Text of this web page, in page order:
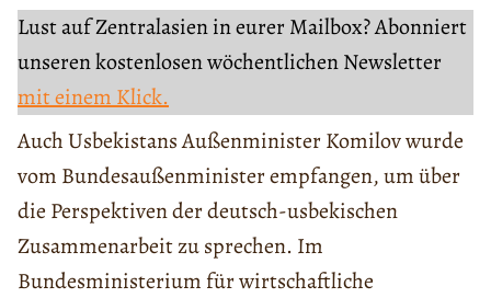
Lust auf Zentralasien in eurer Mailbox? Abonniert
unseren kostenlosen wöchentlichen Newsletter
mit einem Klick.
Auch Usbekistans Außenminister Komilov wurde
vom Bundesaußenminister empfangen, um über
die Perspektiven der deutsch-usbekischen
Zusammenarbeit zu sprechen. Im
Bundesministerium für wirtschaftliche